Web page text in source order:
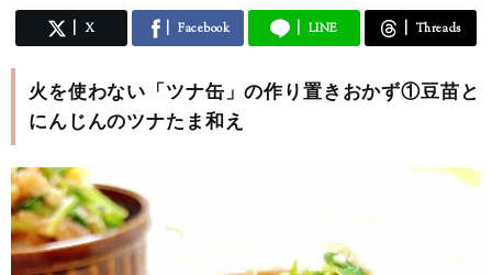
X Facebook LINE Threads
火を使わない「ツナ缶」の作り置きおかず①豆苗と
にんじんのツナたま和え